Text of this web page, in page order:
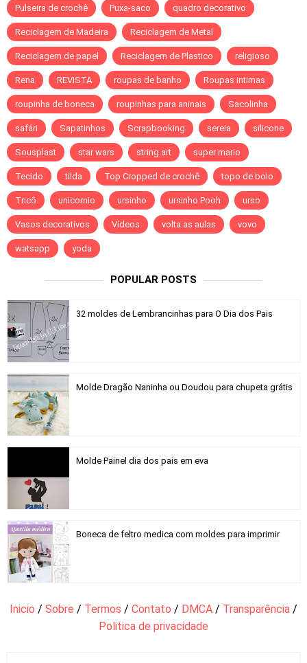
Pulseira de crochê Puxa-saco quadro decorativo
Reciclagem de Madeira Reciclagem de Metal
Reciclagem de papel Reciclagem de Plastico religioso
Rena REVISTA roupas de banho Roupas intimas
roupinha de boneca roupinhas para aninais Sacolinha
safári Sapatinhos Scrapbooking sereia silicone
Sousplast star wars string art super mario
Tecido tilda Top Cropped de crochê topo de bolo
Tricô unicornio ursinho ursinho Pooh urso
Vasos decorativos Vídeos volta as aulas vovo
watsapp yoda
POPULAR POSTS
32 moldes de Lembrancinhas para O Dia dos Pais
Molde Dragão Naninha ou Doudou para chupeta grátis
Molde Painel dia dos pais em eva
Boneca de feltro medica com moldes para imprimir
Inicio / Sobre / Termos / Contato / DMCA / Transparência /
Politica de privacidade